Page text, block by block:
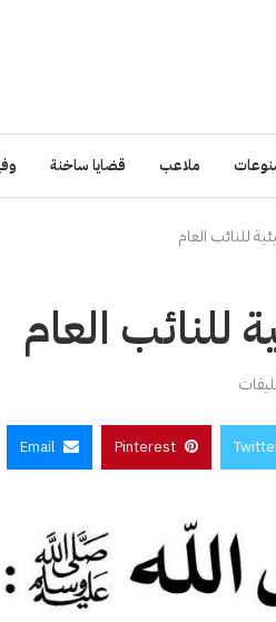
ملاعب قضايا ساخنة
Pinterest
Email